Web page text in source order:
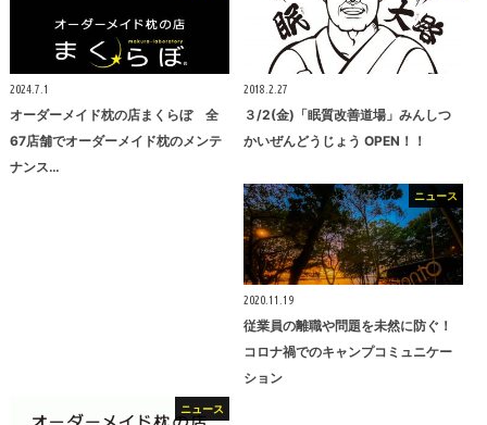
2024.7.1
オーダーメイド枕の店まくらぼ 全
67店舗でオーダーメイド枕のメンテ
ナンス…
2018.2.27
３/2(金)「眠質改善道場」みんしつ
かいぜんどうじょう OPEN！！
ニュース
2020.11.19
従業員の離職や問題を未然に防ぐ！
コロナ禍でのキャンプコミュニケー
ション
ニュース